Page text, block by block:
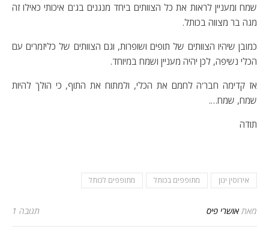
שמח ומעניין לראות את כל הצוותים ביחד מנגנים בג'ם איכותי כאילו זה
מגה בר מצווה בכותל.
כמובן שיהיו הצוותים של תופים ושופרות, וגם הצוותים של כליזמרים עם
הכלי נשיפה, לכן יהיה מעניין ושמח במיוחד.
אז קדימה חבר'ה לחמם את הכלי, ולמתוח את התוף, כי הולך להיות
שמח, שמח….
תודה
אירוסין ינון מתופפים בכותל מתופפים לכותל
מאתאושרי פיס תגובה 1